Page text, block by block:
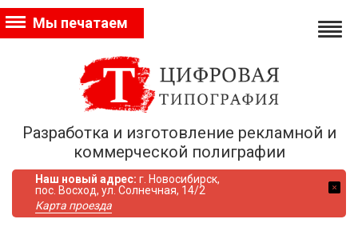
Разработка и изготовление рекламной и
коммерческой полиграфии
Наш новый адрес: г. Новосибирск,
пос. Восход, ул. Солнечная, 14/2
Карта проезда
Мы печатаем